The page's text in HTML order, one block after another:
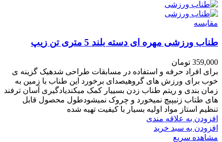
مقایسه
طناب ورزشی مهره ای دسته بلند 5 متری تن زیپ
359,000 تومان
برای افراد حرفه و استفاده در مسابقات طراحی شدهیک گزینه ی
خوب برای ورزش های گروهیصدای برخورد این طناب با زمین به
زمان بندی و ریتم طناب زدن بسییار کمک میکندیادگیری آسان ترفند
های طتاب زنیپیچ نمیخورد و چروک نمیشودطول محصول قابل
تنظیم استاز مواد اولیه بسیار با کیفیت تهیه شده
افزودن به علاقه مندی
افزودن به سبد خرید
مشاهده سریع